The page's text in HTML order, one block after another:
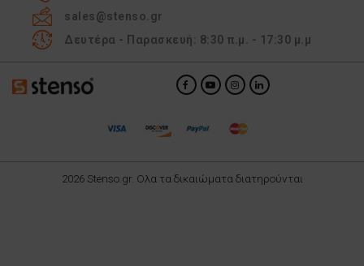
sales@stenso.gr
Δευτέρα - Παρασκευή: 8:30 π.μ. - 17:30 μ.μ
2026 Stenso.gr. Ολα τα δικαιώματα διατηρούνται